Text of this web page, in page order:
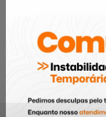
nosso
Nós da Miguel
sempre próximos
disponibilizamos
sempre
atendimentos.